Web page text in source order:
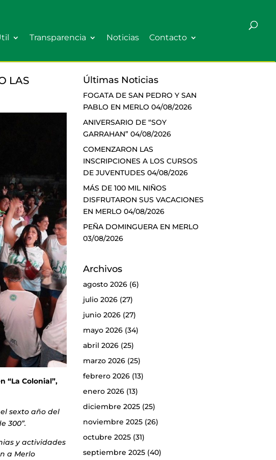
Transparencia Noticias Contacto
LAS
“La Colonial”,
el sexto año del
300”.
y actividades
a Merlo
Últimas Noticias
FOGATA DE SAN PEDRO Y SAN
PABLO EN MERLO 04/08/2026
ANIVERSARIO DE “SOY
GARRAHAN” 04/08/2026
COMENZARON LAS
INSCRIPCIONES A LOS CURSOS
DE JUVENTUDES 04/08/2026
MÁS DE 100 MIL NIÑOS
DISFRUTARON SUS VACACIONES
EN MERLO 04/08/2026
PEÑA DOMINGUERA EN MERLO
03/08/2026
Archivos
agosto 2026(6)
julio 2026(27)
junio 2026(27)
mayo 2026(34)
abril 2026(25)
marzo 2026(25)
febrero 2026(13)
enero 2026(13)
diciembre 2025(25)
noviembre 2025(26)
octubre 2025(31)
septiembre 2025(40)